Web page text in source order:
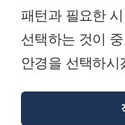
패턴과 필요한
선택하는 것이
안경을 선택하시